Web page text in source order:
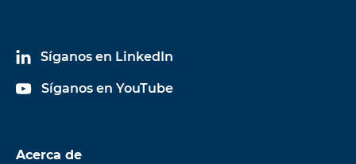
Síganos en LinkedIn
Síganos en YouTube
Acerca de